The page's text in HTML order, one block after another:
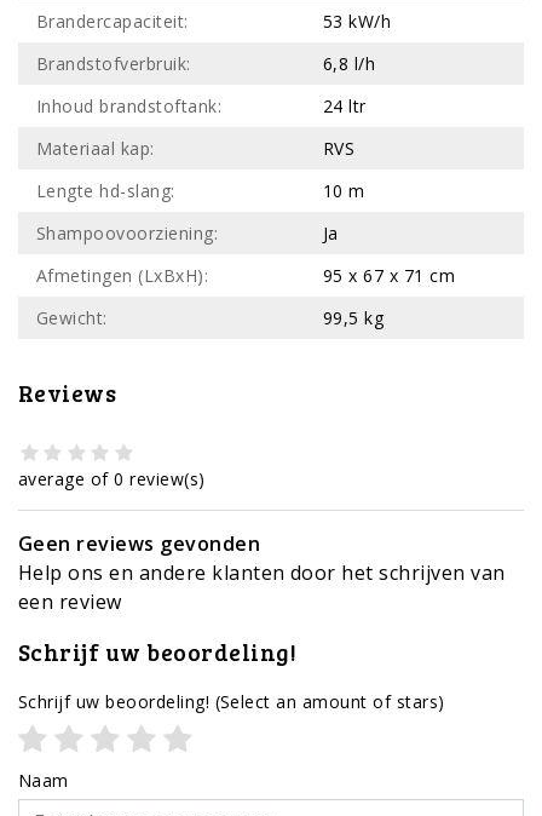
Brandercapaciteit:
53 kW/h
Brandstofverbruik:
6,8 l/h
Inhoud brandstoftank:
24 ltr
Materiaal kap:
RVS
Lengte hd-slang:
10 m
Shampoovoorziening:
Ja
Afmetingen (LxBxH):
95 x 67 x 71 cm
Gewicht:
99,5 kg
Reviews
average of 0 review(s)
Geen reviews gevonden
Help ons en andere klanten door het schrijven van
een review
Schrijf uw beoordeling!
Schrijf uw beoordeling! (Select an amount of stars)
Naam